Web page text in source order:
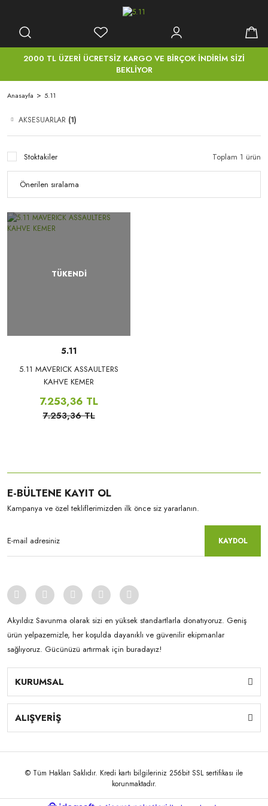
2000 TL ÜZERİ ÜCRETSİZ KARGO VE BİRÇOK İNDİRİM SİZİ
BEKLİYOR
Anasayfa 5.11
AKSESUARLAR (1)
Stoktakiler Toplam 1 ürün
TÜKENDİ
5.11
5.11 MAVERICK ASSAULTERS
KAHVE KEMER
7.253,36 TL
7.253,36 TL
E-BÜLTENE KAYIT OL
Kampanya ve özel tekliflerimizden ilk önce siz yararlanın.
KAYDOL
Akyıldız Savunma olarak sizi en yüksek standartlarla donatıyoruz. Geniş
ürün yelpazemizle, her koşulda dayanıklı ve güvenilir ekipmanlar
sağlıyoruz. Gücünüzü artırmak için buradayız!
KURUMSAL
ALIŞVERİŞ
© Tüm Hakları Saklıdır. Kredi kartı bilgileriniz 256bit SSL sertifikası ile
korunmaktadır.